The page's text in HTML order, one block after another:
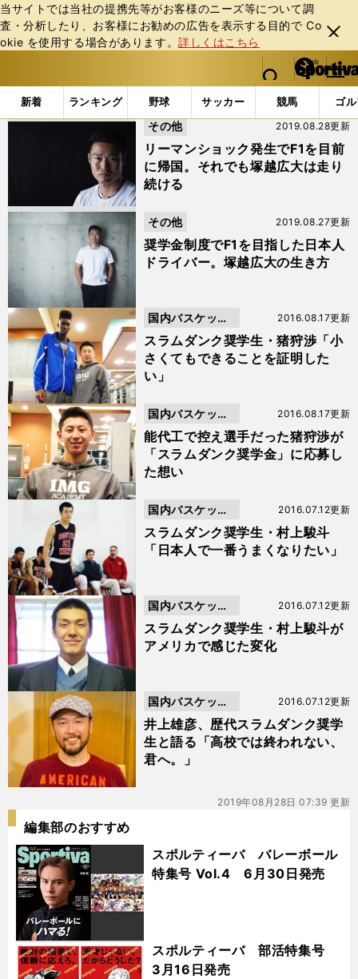
当サイトでは当社の提携先等がお客様のニーズ等について調
査・分析したり、お客様にお勧めの広告を表⽰する⽬的で Co
okie を使⽤する場合があります。詳しくはこちら
閉じ
る
web Sportiva (webスポルティーバ)
検索
マイペ
ー
ジ
メニュ
新着 ランキング 野球 サッカー 競馬 ゴ
b
ス
バ
「#奨学金」の最新ニュース・ 情報
リーマンショック発生でF1を目前
に帰国。それでも塚越広大は走り
続ける
2019.08.28更新
その他
奨学金制度でF1を目指した日本人
ドライバー。塚越広大の生き方
2019.08.27更新
その他
スラムダンク奨学生・猪狩渉「小
さくてもできることを証明した
い」
2016.08.17更新
国内バスケット
ボール
能代工で控え選手だった猪狩渉が
「スラムダンク奨学金」に応募し
た想い
2016.08.17更新
国内バスケット
ボール
スラムダンク奨学生・村上駿斗
「日本人で一番うまくなりたい」
2016.07.12更新
国内バスケット
ボール
スラムダンク奨学生・村上駿斗が
アメリカで感じた変化
2016.07.12更新
国内バスケット
ボール
井上雄彦、歴代スラムダンク奨学
生と語る「高校では終われない、
君へ。」
2016.07.12更新
国内バスケット
ボール
2019年08月28日 07:39 更新
編集部のおすすめ
スポルティーバ バレーボール
特集号 Vol.4 6月30日発売
スポルティーバ 部活特集号
3月16日発売